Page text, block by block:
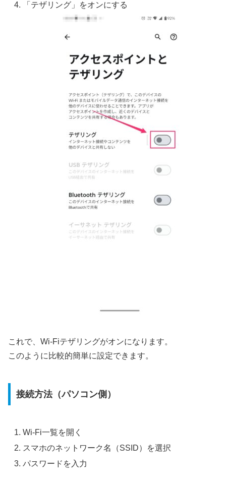
「テザリング」をオンにする
これで、Wi-Fiテザリングがオンになります。
このように比較的簡単に設定できます。
接続方法（パソコン側）
Wi-Fi一覧を開く
スマホのネットワーク名（SSID）を選択
パスワードを入力